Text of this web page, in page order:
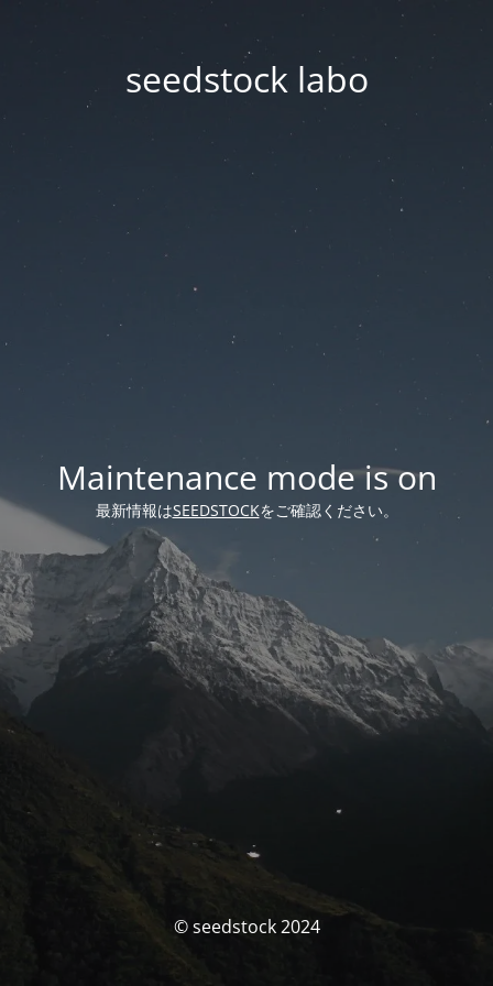
seedstock labo
Maintenance mode is on
最新情報はSEEDSTOCKをご確認ください。
© seedstock 2024